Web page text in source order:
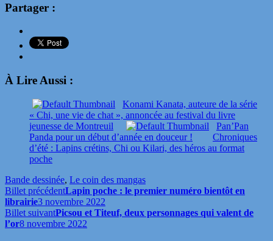
Partager :
À Lire Aussi :
Konami Kanata, auteure de la série
« Chi, une vie de chat », annoncée au festival du livre
jeunesse de Montreuil
Pan’Pan
Panda pour un début d’année en douceur !
Chroniques
d’été : Lapins crétins, Chi ou Kilari, des héros au format
poche
Bande dessinée, Le coin des mangas
Billet précédentLapin poche : le premier numéro bientôt en
librairie3 novembre 2022
Billet suivantPicsou et Titeuf, deux personnages qui valent de
l’or8 novembre 2022